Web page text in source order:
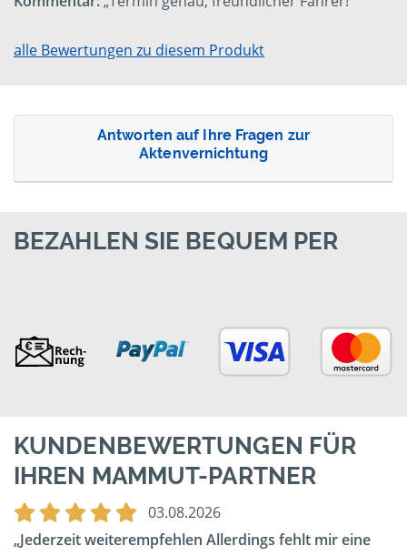
alle Bewertungen zu diesem Produkt
Antworten auf Ihre Fragen zur
Aktenvernichtung
BEZAHLEN SIE BEQUEM PER
KUNDENBEWERTUNGEN FÜR
IHREN MAMMUT-PARTNER
03.08.2026
Jederzeit weiterempfehlen Allerdings fehlt mir eine